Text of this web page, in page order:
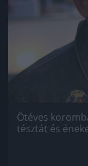
Ötéves
tésztát és